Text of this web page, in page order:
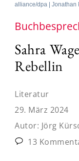
alliance/dpa | Jonathan
Sahra
Rebellin
Literatur
29. März 2024
Autor: Jörg
13